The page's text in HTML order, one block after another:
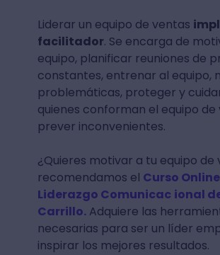
Liderar un equipo de ventas
facilitador. Se encarga de
equipo, planificar reuniones de
constantes, entrenar al equipo,
problemáticas, proteger y
quienes conforman el equipo de
prever inconvenientes.
¿Quieres motivar a tu equipo de
recomendamos el Curso
Liderazgo Comunicac ional
Carrillo.Adquiere las
necesarias para ser un líder
inspirar los mejores resultados.